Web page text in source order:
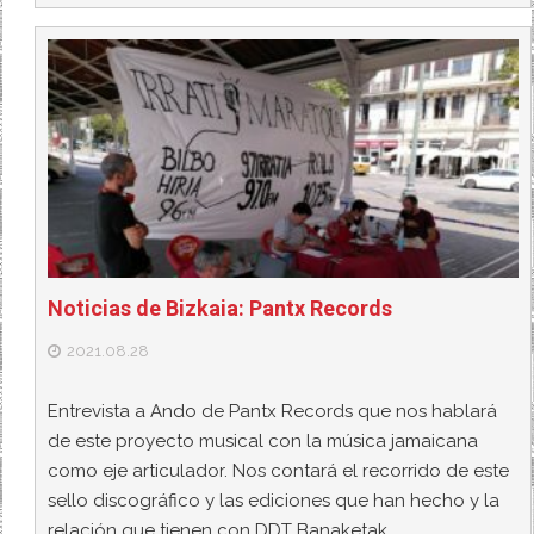
Noticias de Bizkaia: Pantx Records
2021.08.28
Entrevista a Ando de Pantx Records que nos hablará
de este proyecto musical con la música jamaicana
como eje articulador. Nos contará el recorrido de este
sello discográfico y las ediciones que han hecho y la